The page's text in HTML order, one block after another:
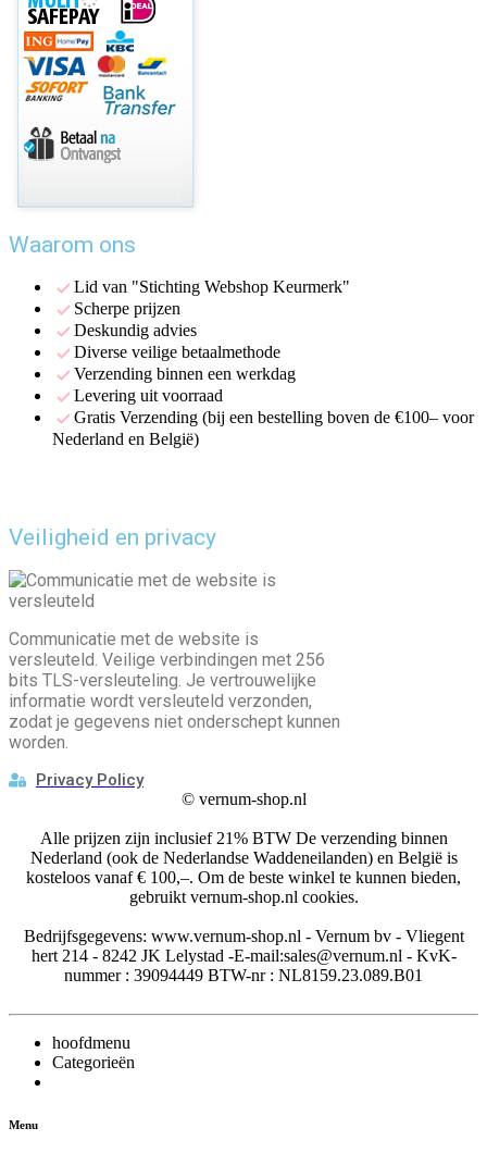
Waarom ons
Lid van "Stichting Webshop Keurmerk"
Scherpe prijzen
Deskundig advies
Diverse veilige betaalmethode
Verzending binnen een werkdag
Levering uit voorraad
Gratis Verzending (bij een bestelling boven de €100– voor
Nederland en België)
Veiligheid en privacy
Communicatie met de website is
versleuteld. Veilige verbindingen met 256
bits TLS-versleuteling. Je vertrouwelijke
informatie wordt versleuteld verzonden,
zodat je gegevens niet onderschept kunnen
worden.
Privacy Policy
© vernum-shop.nl
Alle prijzen zijn inclusief 21% BTW De verzending binnen
Nederland (ook de Nederlandse Waddeneilanden) en België is
kosteloos vanaf € 100,–. Om de beste winkel te kunnen bieden,
gebruikt vernum-shop.nl cookies.
Bedrijfsgegevens: www.vernum-shop.nl - Vernum bv - Vliegent
hert 214 - 8242 JK Lelystad -E-mail:sales@vernum.nl - KvK-
nummer : 39094449 BTW-nr : NL8159.23.089.B01
hoofdmenu
Categorieën
Menu